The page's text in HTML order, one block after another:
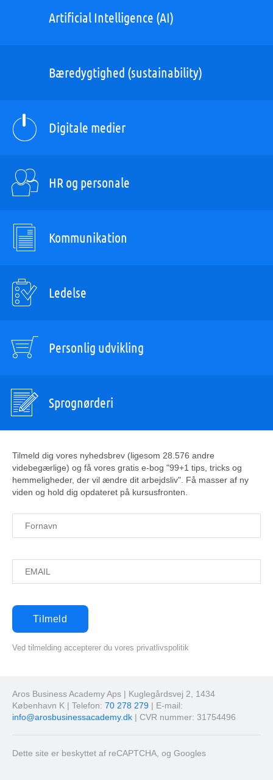
Artificial Intelligence (AI)
Bæredygtighed (sustainability)
Digitale medier
HR og personale
Kommunikation
Ledelse
Personlig udvikling
Sprognørderi
Tilmeld dig vores nyhedsbrev (ligesom 28.576 andre
videbegærlige) og få vores gratis e-bog "99+1 tips, tricks og
hemmeligheder, der vil ændre dit arbejdsliv". Få masser af ny
viden og hold dig opdateret på kursusfronten.
Ved tilmelding accepterer du vores privatlivspolitik
Aros Business Academy Aps | Kuglegårdsvej 2, 1434
København K | Telefon: 70 278 279 | E-mail:
info@arosbusinessacademy.dk | CVR nummer: 31754496
Dette site er beskyttet af reCAPTCHA, og Googles